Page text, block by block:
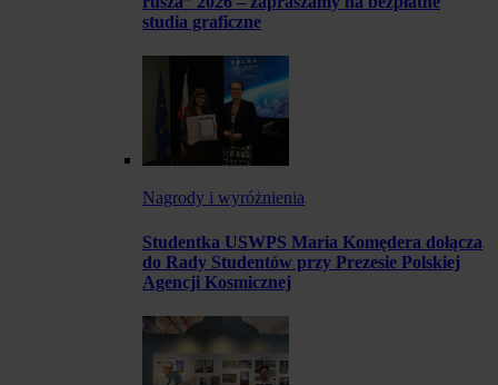
studia graficzne
Nagrody i wyróżnienia
Studentka USWPS Maria Komędera dołącza
do Rady Studentów przy Prezesie Polskiej
Agencji Kosmicznej